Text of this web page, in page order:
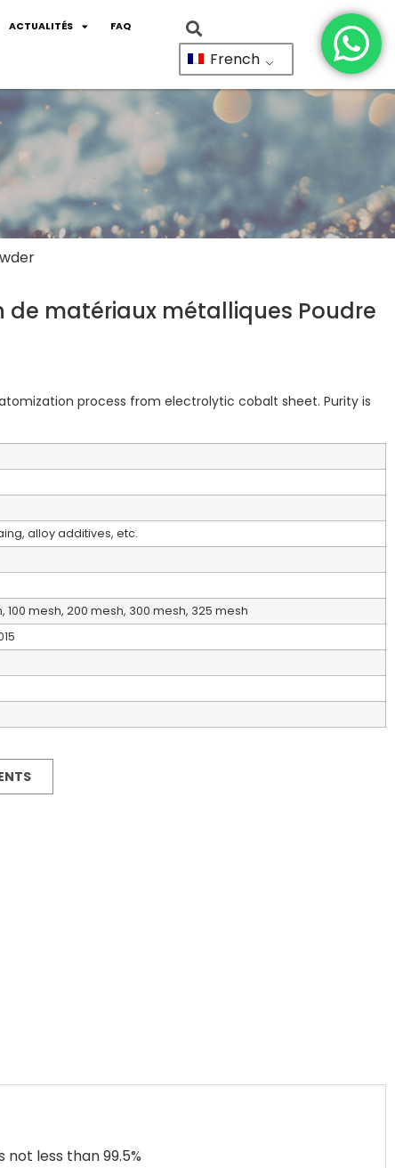
ACTUALITÉS FAQ
French
matériaux métalliques Poudre
process from electrolytic cobalt sheet. Purity is
alloy additives, etc.
100 mesh, 200 mesh, 300 mesh, 325 mesh
less than 99.5%